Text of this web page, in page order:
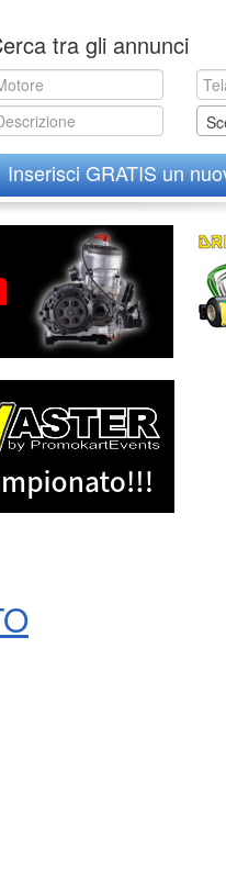
tra gli annunci
Inserisci GRATIS un